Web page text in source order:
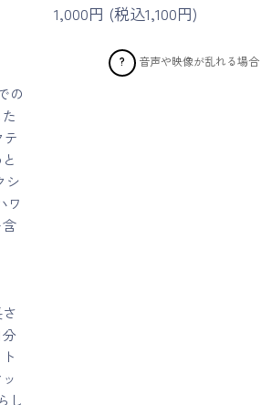
1,000円 (税込1,100円)
? 音声や映像が乱れる場合
の
シ
ワ
し